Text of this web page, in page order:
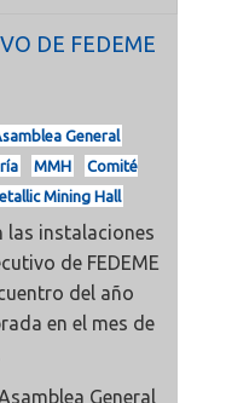
DE FEDEME
General
MMH
Comité
Mining Hall
las instalaciones
de FEDEME
del año
en el mes de
General